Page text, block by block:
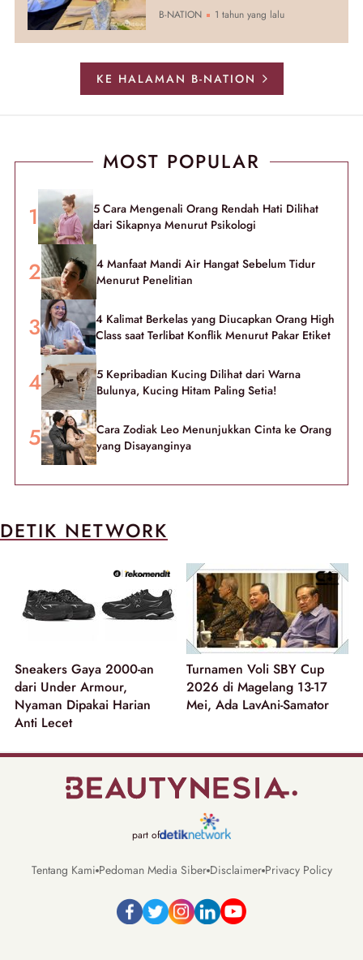
B-NATION 1 tahun yang lalu
KE HALAMAN B-NATION
MOST POPULAR
5 Cara Mengenali Orang Rendah Hati Dilihat
dari Sikapnya Menurut Psikologi
4 Manfaat Mandi Air Hangat Sebelum Tidur
Menurut Penelitian
4 Kalimat Berkelas yang Diucapkan Orang High
Class saat Terlibat Konflik Menurut Pakar Etiket
5 Kepribadian Kucing Dilihat dari Warna
Bulunya, Kucing Hitam Paling Setia!
Cara Zodiak Leo Menunjukkan Cinta ke Orang
yang Disayanginya
DETIK NETWORK
Sneakers Gaya 2000-an
dari Under Armour,
Nyaman Dipakai Harian
Anti Lecet
Turnamen Voli SBY Cup
2026 di Magelang 13-17
Mei, Ada LavAni-Samator
part of
Tentang Kami Pedoman Media Siber Disclaimer Privacy Policy